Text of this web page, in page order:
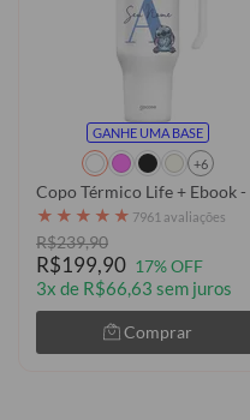
GANHE UMA BASE
+6
★ ★ ★ ★ ★ 7961 avaliações
R$239,90
R$199,90 17% OFF
3x de R$66,63 sem juros
Comprar